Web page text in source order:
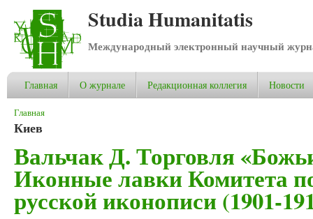
Studia Humanitatis
Международный электронный научный
Главная О журнале Редакционная коллегия Новости
Вы здесь
Главная
Киев
Вальчак Д. Торговля
Иконные лавки Комитета
русской иконописи (1901-